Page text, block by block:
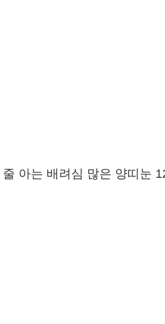
아는 배려심 많은 양띠눈